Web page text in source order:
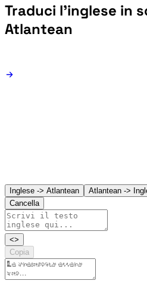
Traduci l'inglese in
Atlantean
Inglese -> Atlantean
Atlantean ->
Cancella
<>
Copia